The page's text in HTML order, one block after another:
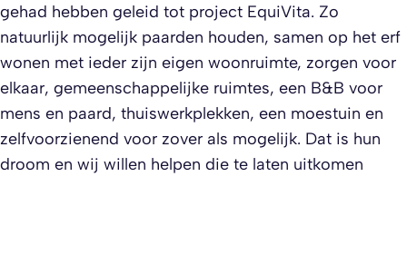
gehad hebben geleid tot project EquiVita. Zo
natuurlijk mogelijk paarden houden, samen op het erf
wonen met ieder zijn eigen woonruimte, zorgen voor
elkaar, gemeenschappelijke ruimtes, een B&B voor
mens en paard, thuiswerkplekken, een moestuin en
zelfvoorzienend voor zover als mogelijk. Dat is hun
droom en wij willen helpen die te laten uitkomen